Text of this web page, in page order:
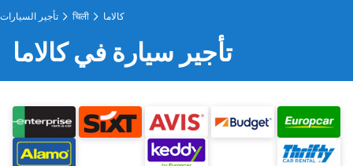
تأجير السيارات चिली كالاما
تأجير سيارة في كالاما